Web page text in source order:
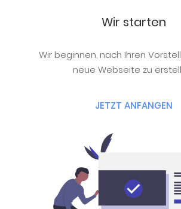
Wir starten
Wir beginnen, nach Ihren
neue Webseite zu
JETZT ANFANGEN